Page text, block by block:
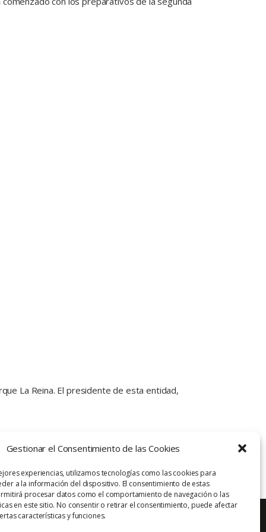
Gestionar el Consentimiento de las Cookies
experiencias, utilizamos tecnologías como las cookies para
a la información del dispositivo. El consentimiento de estas
procesar datos como el comportamiento de navegación o las
en este sitio. No consentir o retirar el consentimiento, puede afectar
características y funciones.
La Reina. El presidente de esta entidad,